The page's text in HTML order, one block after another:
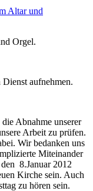
Orgel.
aufnehmen.
Abnahme unserer
Arbeit zu prüfen.
Wir bedanken uns
Miteinander
8.Januar 2012
Kirche sein. Auch
zu hören sein.